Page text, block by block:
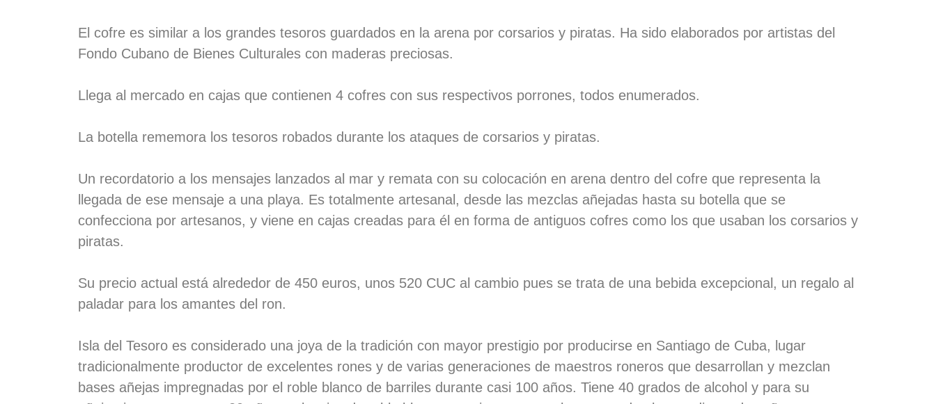
El cofre es similar a los grandes tesoros guardados en la arena por corsarios y piratas. Ha sido elaborados por artistas del
Fondo Cubano de Bienes Culturales con maderas preciosas.
Llega al mercado en cajas que contienen 4 cofres con sus respectivos porrones, todos enumerados.
La botella rememora los tesoros robados durante los ataques de corsarios y piratas.
Un recordatorio a los mensajes lanzados al mar y remata con su colocación en arena dentro del cofre que representa la
llegada de ese mensaje a una playa. Es totalmente artesanal, desde las mezclas añejadas hasta su botella que se
confecciona por artesanos, y viene en cajas creadas para él en forma de antiguos cofres como los que usaban los corsarios y
piratas.
Su precio actual está alrededor de 450 euros, unos 520 CUC al cambio pues se trata de una bebida excepcional, un regalo al
paladar para los amantes del ron.
Isla del Tesoro es considerado una joya de la tradición con mayor prestigio por producirse en Santiago de Cuba, lugar
tradicionalmente productor de excelentes rones y de varias generaciones de maestros roneros que desarrollan y mezclan
bases añejas impregnadas por el roble blanco de barriles durante casi 100 años. Tiene 40 grados de alcohol y para su